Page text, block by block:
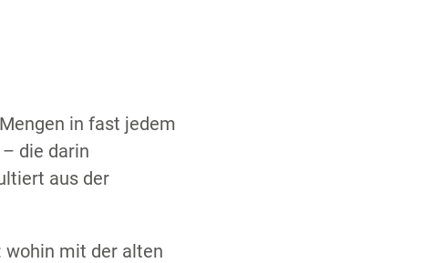
in fast jedem
die darin
aus der
wohin mit der alten